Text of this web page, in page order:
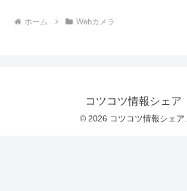
ホーム Webカメラ
コツコツ情報シェア
© 2026 コツコツ情報シェア.